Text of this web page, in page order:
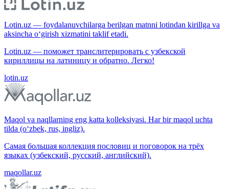
Lotin.uz — foydalanuvchilarga berilgan matnni lotindan kirillga va
aksincha o‘girish xizmatini taklif etadi.
Lotin.uz — поможет транслитерировать с узбекской
кириллицы на латиницу и обратно. Легко!
lotin.uz
Maqol va naqllarning eng katta kolleksiyasi. Har bir maqol uchta
tilda (o‘zbek, rus, ingliz).
Самая большая коллекция пословиц и поговорок на трёх
языках (узбекский, русский, английский).
maqollar.uz